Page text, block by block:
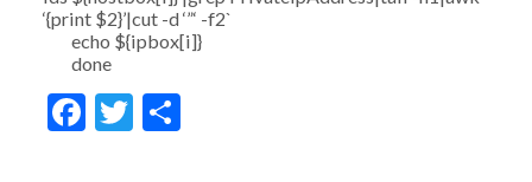
‘{print $2}’|cut -d ‘”‘ -f2`
echo ${ipbox[i]}
done
Facebook
Twitter
Share